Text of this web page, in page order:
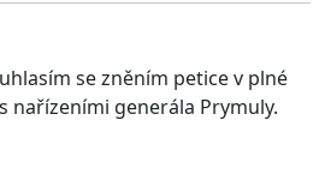
se zněním petice v plné
nařízeními generála Prymuly.